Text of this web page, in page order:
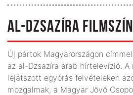
AL-DZSAZÍRA
Új pártok Magyarországon
az al-Dzsazíra arab hírtelevízió. A
lejátszott egyórás felvételeken
mozgalmak, a Magyar Jövő